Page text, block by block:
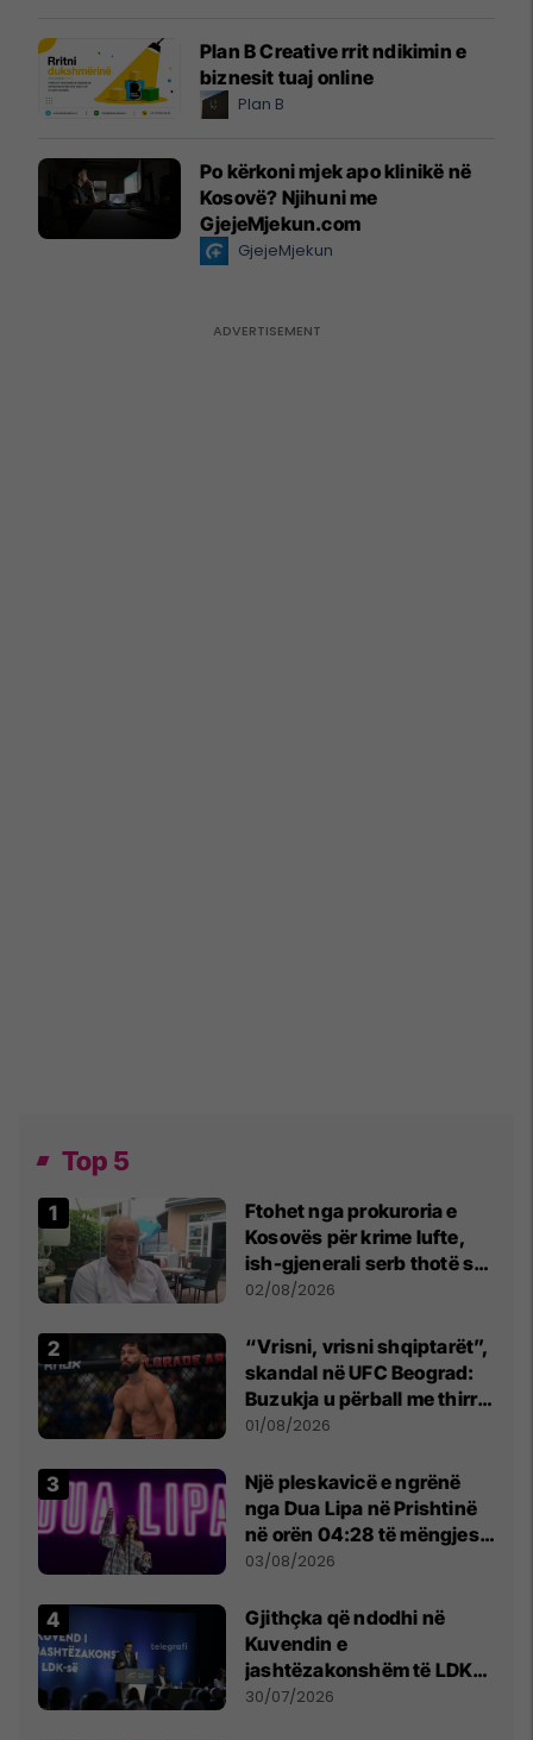
Plan B Creative rrit ndikimin e
biznesit tuaj online
Plan B
Po kërkoni mjek apo klinikë në
Kosovë? Njihuni me
GjejeMjekun.com
GjejeMjekun
Top 5
Ftohet nga prokuroria e
Kosovës për krime lufte,
ish-gjenerali serb thotë se
dikush e tradhtoi në
02/08/2026
“Vrisni, vrisni shqiptarët”,
skandal në UFC Beograd:
Buzukja u përball me thirrje
anti-shqiptare nga
01/08/2026
Një pleskavicë e ngrënë
nga Dua Lipa në Prishtinë
në orën 04:28 të mëngjesit
- dhe bota digjitale serbe
03/08/2026
Gjithçka që ndodhi në
Kuvendin e
jashtëzakonshëm të LDK-
së
30/07/2026